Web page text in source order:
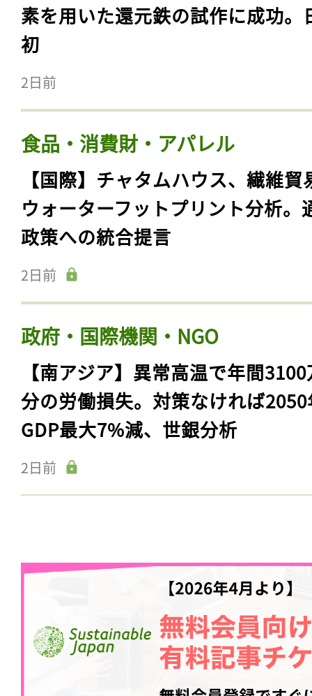
素を用いた還元鉄の試作に成功。
初
2日前
食品・消費財・アパレル
【国際】チャタムハウス、繊維貿
ウォーターフットプリント分析。
政策への統合提言
2日前
政府・国際機関・NGO
【南アジア】異常高温で年間
分の労働損失。対策なければ
GDP最大7%減、世銀分析
2日前